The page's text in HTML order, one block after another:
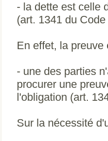
- la dette est celle
(art. 1341 du
En effet, la preuve
- une des parties
procurer une
l'obligation (art.
Sur la nécessité